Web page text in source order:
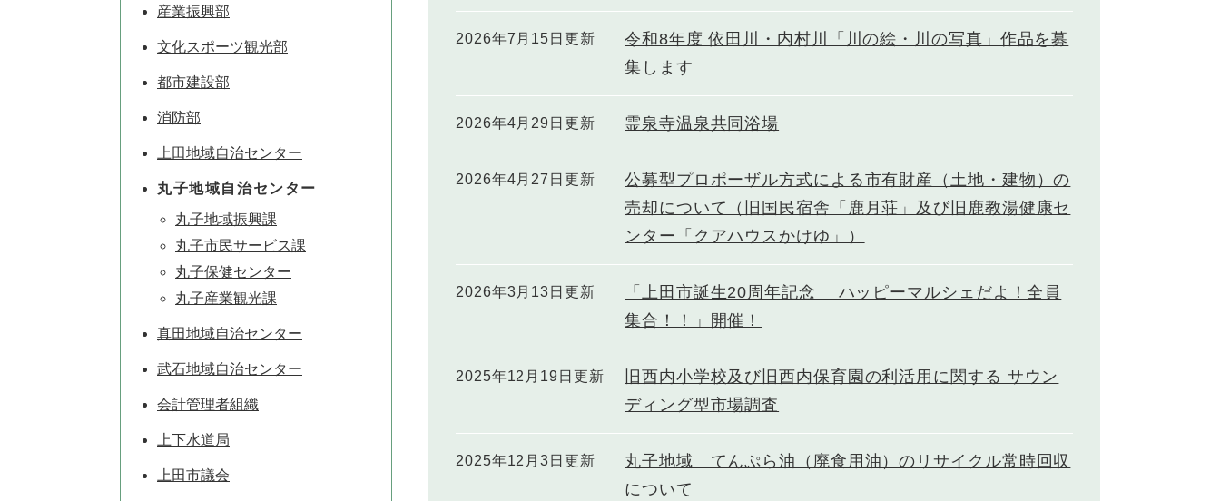
2026年7月15日更新
令和8年度 依田川・内村川「川の絵・川の写真」作品を募
集します
2026年4月29日更新 霊泉寺温泉共同浴場
2026年4月27日更新
公募型プロポーザル方式による市有財産（土地・建物）の
売却について（旧国民宿舎「鹿月荘」及び旧鹿教湯健康セ
ンター「クアハウスかけゆ」）
2026年3月13日更新
「上田市誕生20周年記念 ハッピーマルシェだよ！全員
集合！！」開催！
2025年12月19日更新
旧西内小学校及び旧西内保育園の利活用に関する サウン
ディング型市場調査
2025年12月3日更新
丸子地域 てんぷら油（廃食用油）のリサイクル常時回収
について
産業振興部
文化スポーツ観光部
都市建設部
消防部
上田地域自治センター
丸子地域自治センター
丸子地域振興課
丸子市民サービス課
丸子保健センター
丸子産業観光課
真田地域自治センター
武石地域自治センター
会計管理者組織
上下水道局
上田市議会